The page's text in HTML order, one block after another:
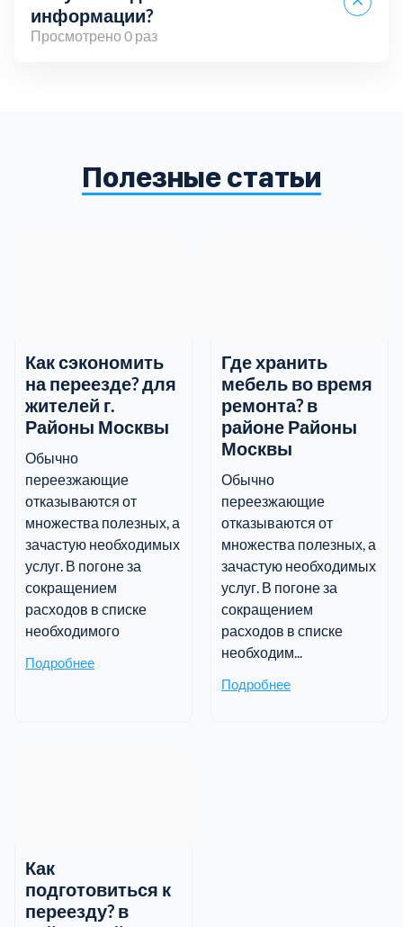
информации?
Просмотрено 0 раз
информацию.Полезные статьи
Как сэкономить
на переезде? для
жителей г.
Районы Москвы
Обычно
переезжающие
отказываются от
множества полезных, а
зачастую необходимых
услуг. В погоне за
сокращением
расходов в списке
необходимого
Подробнее
Где хранить
мебель во время
ремонта? в
районе Районы
Москвы
Обычно
переезжающие
отказываются от
множества полезных, а
зачастую необходимых
услуг. В погоне за
сокращением
расходов в списке
необходим...
Подробнее
Как
подготовиться к
переезду? в